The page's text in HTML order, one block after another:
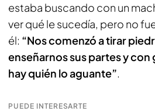
estaba buscando con un
ver qué le sucedía, pero no
él: “Nos comenzó a tirar
enseñarnos sus partes y
hay quién lo aguante”.
PUEDE INTERESARTE